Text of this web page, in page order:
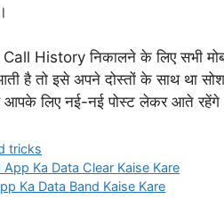
History निकालने के लिए सभी
है तो इसे अपने दोस्तों के साथ था
आपके लिए नई-नई पोस्ट लेकर आते
tricks
Ka Data Clear Kaise Kare
Ka Data Band Kaise Kare